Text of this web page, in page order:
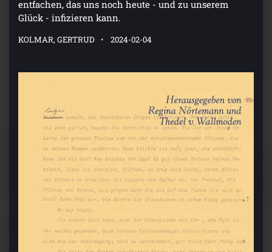
entfachen, das uns noch heute - und zu unserem
Glück - infizieren kann.
KOLMAR, GERTRUD 2024-02-04